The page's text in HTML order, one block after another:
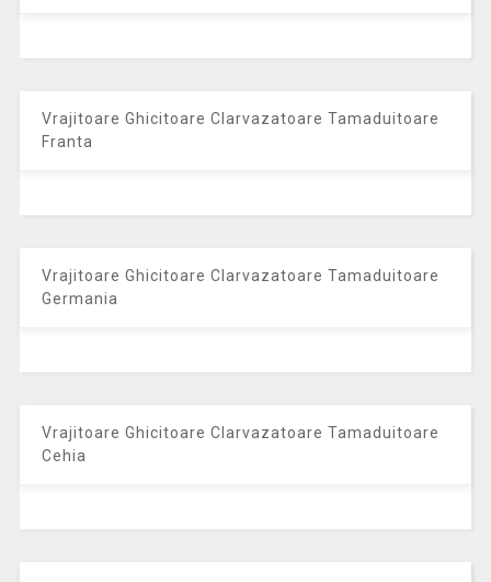
Vrajitoare Ghicitoare Clarvazatoare Tamaduitoare
Franta
Vrajitoare Ghicitoare Clarvazatoare Tamaduitoare
Germania
Vrajitoare Ghicitoare Clarvazatoare Tamaduitoare
Cehia